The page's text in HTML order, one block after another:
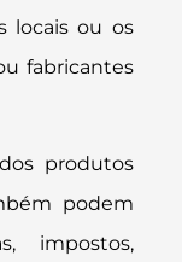
locais ou os
fabricantes
produtos
podem
impostos,